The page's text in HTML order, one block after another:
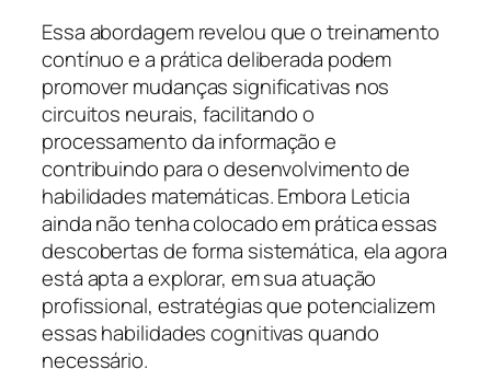
Essa abordagem revelou que o treinamento
contínuo e a prática deliberada podem
promover mudanças significativas nos
circuitos neurais, facilitando o
processamento da informação e
contribuindo para o desenvolvimento de
habilidades matemáticas. Embora Leticia
ainda não tenha colocado em prática essas
descobertas de forma sistemática, ela agora
está apta a explorar, em sua atuação
profissional, estratégias que potencializem
essas habilidades cognitivas quando
necessário.